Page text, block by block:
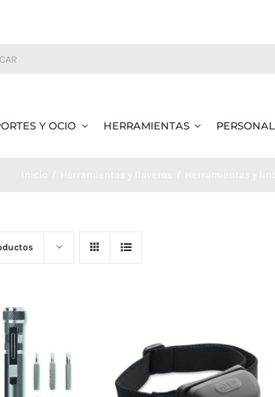
Y OCIO HERRAMIENTAS PERSONAL